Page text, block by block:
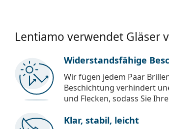
Lentiamo verwendet Gläser
Widerstandsfähige
Wir fügen jedem Paar
Beschichtung verhindert
und Flecken, sodass Sie
Klar, stabil, leicht